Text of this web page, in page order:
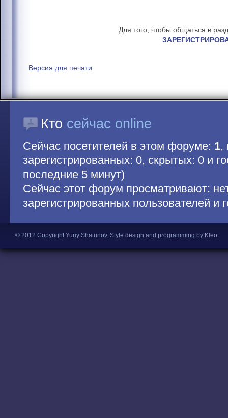
Для того, чтобы общаться в
Версия для печати
Кто сейчас online
Сейчас посетителей в этом форуме: 1,
зарегистрированных: 0, скрытых: 0 и
последние 5 минут)
Сейчас этот форум просматривают:
зарегистрированных пользователей и
© 2012 Copyright Yuriy Shatunov. Style design and programming by Kleo.